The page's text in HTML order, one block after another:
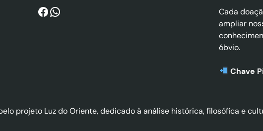
Facebook WhatsApp
Cada
ampliar
óbvio.
Chave
projeto Luz do Oriente, dedicado à análise histórica, filosófica e